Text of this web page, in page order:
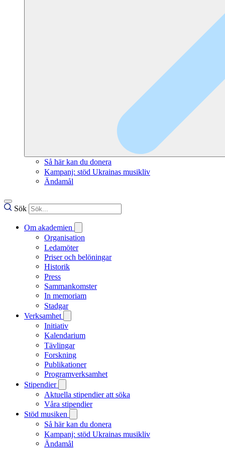
Så här kan du donera
Kampanj: stöd Ukrainas musikliv
Ändamål
Sök
Om akademien
Organisation
Ledamöter
Priser och belöningar
Historik
Press
Sammankomster
In memoriam
Stadgar
Verksamhet
Initiativ
Kalendarium
Tävlingar
Forskning
Publikationer
Programverksamhet
Stipendier
Aktuella stipendier att söka
Våra stipendier
Stöd musiken
Så här kan du donera
Kampanj: stöd Ukrainas musikliv
Ändamål